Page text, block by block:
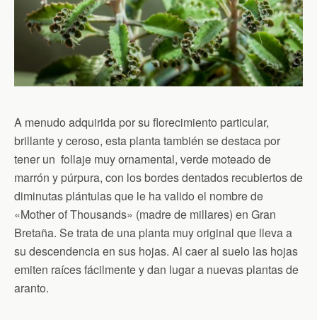
A menudo adquirida por su florecimiento particular,
brillante y ceroso, esta planta también se destaca por
tener un follaje muy ornamental, verde moteado de
marrón y púrpura, con los bordes dentados recubiertos de
diminutas plántulas que le ha valido el nombre de
«Mother of Thousands» (madre de millares) en Gran
Bretaña. Se trata de una planta muy original que lleva a
su descendencia en sus hojas. Al caer al suelo las hojas
emiten raíces fácilmente y dan lugar a nuevas plantas de
aranto.